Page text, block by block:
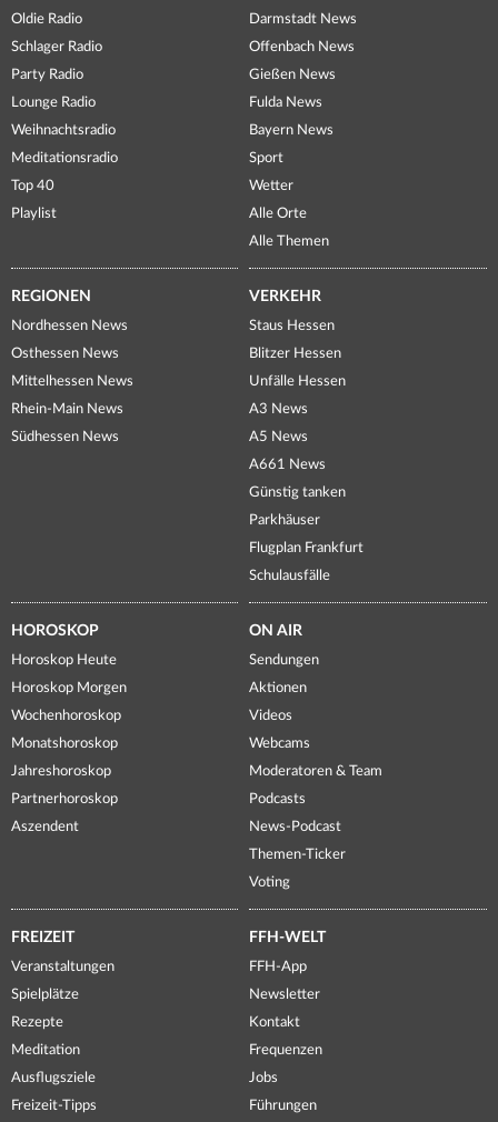
Oldie Radio
Schlager Radio
Party Radio
Lounge Radio
Weihnachtsradio
Meditationsradio
Top 40
Playlist
Darmstadt News
Offenbach News
Gießen News
Fulda News
Bayern News
Sport
Wetter
Alle Orte
Alle Themen
REGIONEN
Nordhessen News
Osthessen News
Mittelhessen News
Rhein-Main News
Südhessen News
VERKEHR
Staus Hessen
Blitzer Hessen
Unfälle Hessen
A3 News
A5 News
A661 News
Günstig tanken
Parkhäuser
Flugplan Frankfurt
Schulausfälle
HOROSKOP
Horoskop Heute
Horoskop Morgen
Wochenhoroskop
Monatshoroskop
Jahreshoroskop
Partnerhoroskop
Aszendent
ON AIR
Sendungen
Aktionen
Videos
Webcams
Moderatoren & Team
Podcasts
News-Podcast
Themen-Ticker
Voting
FREIZEIT
Veranstaltungen
Spielplätze
Rezepte
Meditation
Ausflugsziele
Freizeit-Tipps
FFH-WELT
FFH-App
Newsletter
Kontakt
Frequenzen
Jobs
Führungen